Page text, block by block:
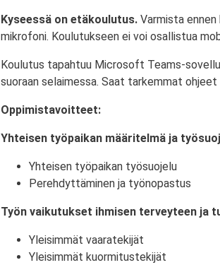
Kyseessä on etäkoulutus. Varmista
mikrofoni. Koulutukseen ei voi osallistua
Koulutus tapahtuu Microsoft Teams-
suoraan selaimessa. Saat tarkemmat
Oppimistavoitteet:
Yhteisen työpaikan määritelmä ja
Yhteisen työpaikan työsuojelu
Perehdyttäminen ja työnopastus
Työn vaikutukset ihmisen terveyteen ja
Yleisimmät vaaratekijät
Yleisimmät kuormitustekijät